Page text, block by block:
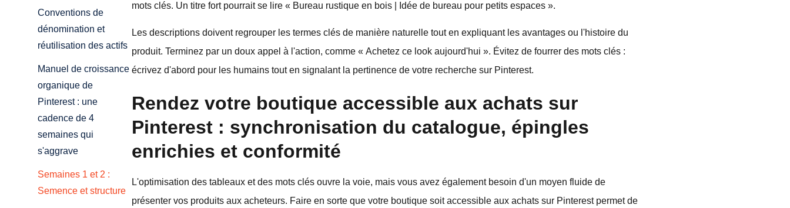
Conventions de
dénomination et
réutilisation des actifs
Manuel de croissance
organique de
Pinterest : une
cadence de 4
semaines qui
s'aggrave
Semaines 1 et 2 :
Semence et structure
mots clés. Un titre fort pourrait se lire « Bureau rustique en bois | Idée de bureau pour petits espaces ».
Les descriptions doivent regrouper les termes clés de manière naturelle tout en expliquant les avantages ou l'histoire du
produit. Terminez par un doux appel à l'action, comme « Achetez ce look aujourd'hui ». Évitez de fourrer des mots clés :
écrivez d'abord pour les humains tout en signalant la pertinence de votre recherche sur Pinterest.
Rendez votre boutique accessible aux achats sur
Pinterest : synchronisation du catalogue, épingles
enrichies et conformité
L'optimisation des tableaux et des mots clés ouvre la voie, mais vous avez également besoin d'un moyen fluide de
présenter vos produits aux acheteurs. Faire en sorte que votre boutique soit accessible aux achats sur Pinterest permet de